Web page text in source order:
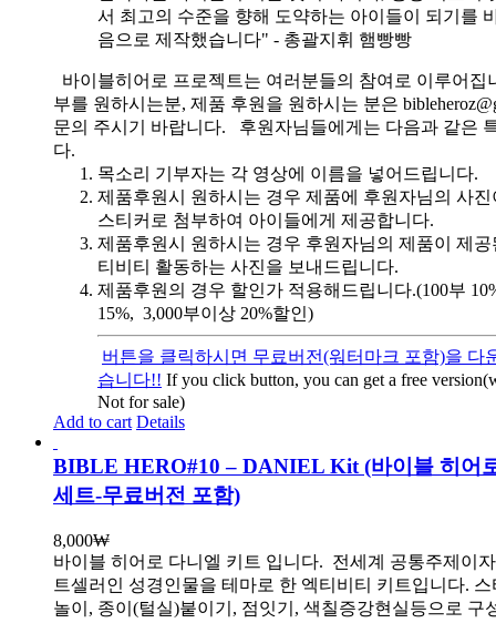
서 최고의 수준을 향해 도약하는 아이들이 되기를
음으로 제작했습니다" - 총괄지휘 햄빵빵
바이블히어로 프로젝트는 여러분들의 참여로 이루어집
부를 원하시는분, 제품 후원을 원하시는 분은
문의 주시기 바랍니다. 후원자님들에게는 다음과 같은
다.
목소리 기부자는 각 영상에 이름을 넣어드립니다.
제품후원시 원하시는 경우 제품에 후원자님의 사
스티커로 첨부하여 아이들에게 제공합니다.
제품후원시 원하시는 경우 후원자님의 제품이 제
티비티 활동하는 사진을 보내드립니다.
제품후원의 경우 할인가 적용해드립니다.(100부
15%, 3,000부이상 20%할인)
버튼을 클릭하시면 무료버전(워터마크 포함)을 다
습니다!! If you click button, you can get a free
Not for sale)
Add to cart Details
BIBLE HERO#10 – DANIEL Kit (바이블 히어
세트-무료버전 포함)
8,000₩
바이블 히어로 다니엘 키트 입니다. 전세계 공통주제이
트셀러인 성경인물을 테마로 한 엑티비티 키트입니다.
놀이, 종이(털실)붙이기, 점잇기, 색칠증강현실등으로 구